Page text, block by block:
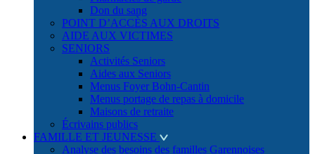
Don du sang
POINT D’ACCÈS AUX DROITS
AIDE AUX VICTIMES
SENIORS
Activités Seniors
Aides aux Seniors
Menus Foyer Bohn-Cantin
Menus portage de repas à domicile
Maisons de retraite
Écrivains publics
FAMILLE ET JEUNESSE
Analyse des besoins des familles Garennoises